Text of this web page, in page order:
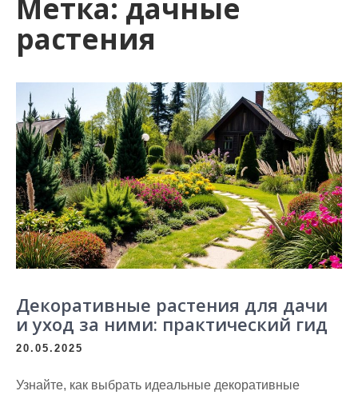
Метка: дачные
растения
Декоративные растения для дачи
и уход за ними: практический гид
20.05.2025
Узнайте, как выбрать идеальные декоративные